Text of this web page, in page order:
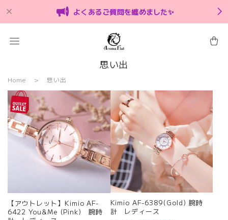
よくあるご質問を纏めました✨
思い出
Home 思い出
【アウトレット】Kimio AF-
6422 You&Me (Pink) 腕時
Kimio AF-6389(Gold) 腕時
計 レディース